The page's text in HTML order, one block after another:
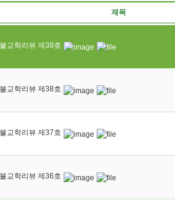
제목
불교학리뷰 제39호
불교학리뷰 제38호
불교학리뷰 제37호
불교학리뷰 제36호